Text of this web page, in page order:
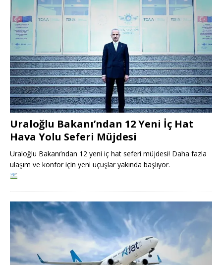
Uraloğlu Bakanı’ndan 12 Yeni İç Hat
Hava Yolu Seferi Müjdesi
Uraloğlu Bakanı’ndan 12 yeni iç hat seferi müjdesi! Daha fazla
ulaşım ve konfor için yeni uçuşlar yakında başlıyor.